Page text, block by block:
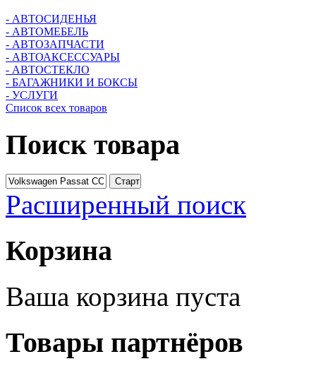
- АВТОСИДЕНЬЯ
- АВТОМЕБЕЛЬ
- АВТОЗАПЧАСТИ
- АВТОАКСЕССУАРЫ
- АВТОСТЕКЛО
- БАГАЖНИКИ И БОКСЫ
- УСЛУГИ
Список всех товаров
Поиск товара
Расширенный поиск
Корзина
Ваша корзина пуста
Товары партнёров